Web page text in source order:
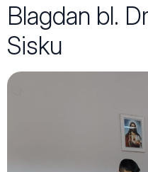
Blagdan bl.
Sisku